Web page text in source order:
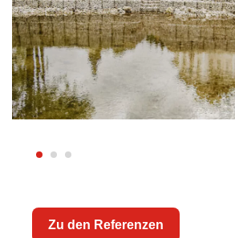
Zu den Referenzen